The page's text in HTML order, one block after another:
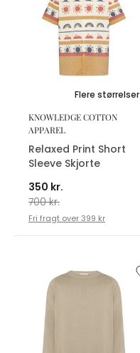
Flere størrelser
KNOWLEDGE COTTON
APPAREL
Relaxed Print Short
Sleeve Skjorte
350 kr.
700 kr.
Fri fragt over 399 kr